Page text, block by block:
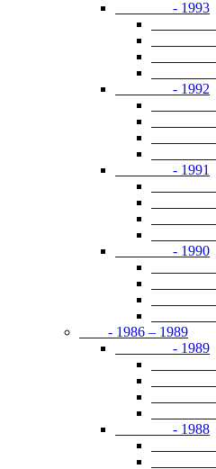
- 1993
-
-
-
-
- 1992
-
-
-
-
- 1991
-
-
-
-
- 1990
-
-
-
-
- 1986 – 1989
- 1989
-
-
-
-
- 1988
-
-